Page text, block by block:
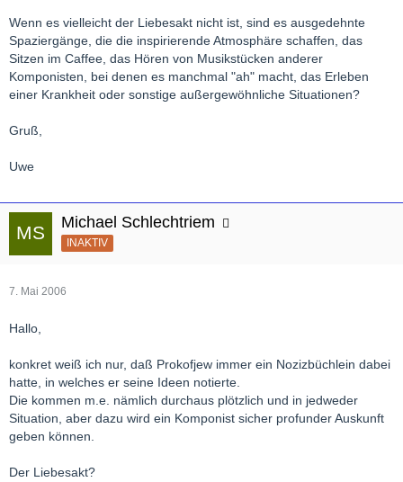
Wenn es vielleicht der Liebesakt nicht ist, sind es ausgedehnte
Spaziergänge, die die inspirierende Atmosphäre schaffen, das
Sitzen im Caffee, das Hören von Musikstücken anderer
Komponisten, bei denen es manchmal "ah" macht, das Erleben
einer Krankheit oder sonstige außergewöhnliche Situationen?
Gruß,
Uwe
Michael Schlechtriem
INAKTIV
7. Mai 2006
Hallo,
konkret weiß ich nur, daß Prokofjew immer ein Nozizbüchlein dabei
hatte, in welches er seine Ideen notierte.
Die kommen m.e. nämlich durchaus plötzlich und in jedweder
Situation, aber dazu wird ein Komponist sicher profunder Auskunft
geben können.
Der Liebesakt?